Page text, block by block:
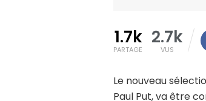
1.7k
PARTAGE
2.7k
VUS
Le nouveau
Paul Put, va être